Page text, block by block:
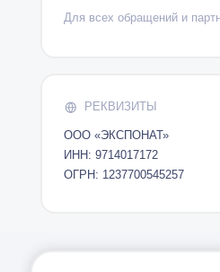
Для всех обращений и
РЕКВИЗИТЫ
ООО «ЭКСПОНАТ»
ИНН: 9714017172
ОГРН: 1237700545257